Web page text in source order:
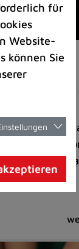
bringt
und
aus der
in Lintorf
für
Website-
können Sie